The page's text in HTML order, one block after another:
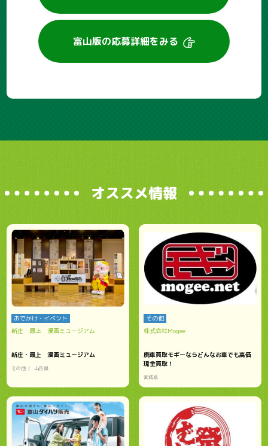
富山版の応募詳細をみる
オススメ情報
おでかけ・イベント
新庄・最上 漫画ミュージアム
新庄・最上 漫画ミュージアム
その他 山形県
その他
株式会社Mogee
廃車買取モギーならどんなお車でも高価
現金買取！
宮城県